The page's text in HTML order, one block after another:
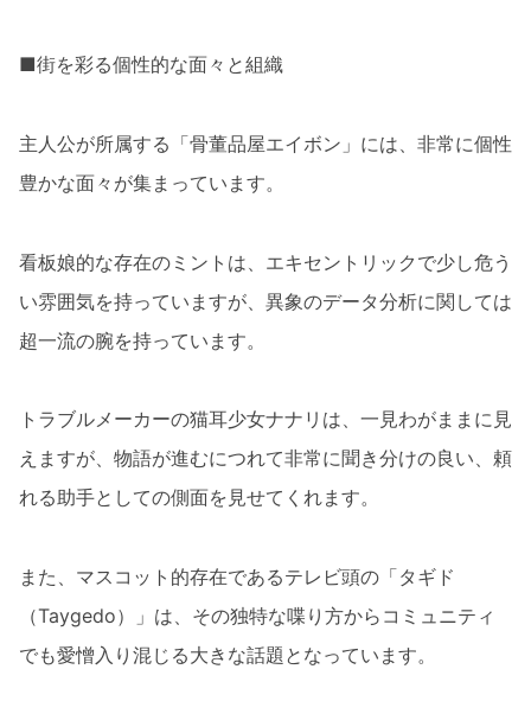
■街を彩る個性的な面々と組織
主人公が所属する「骨董品屋エイボン」には、非常に個性
豊かな面々が集まっています。
看板娘的な存在のミントは、エキセントリックで少し危う
い雰囲気を持っていますが、異象のデータ分析に関しては
超一流の腕を持っています。
トラブルメーカーの猫耳少女ナナリは、一見わがままに見
えますが、物語が進むにつれて非常に聞き分けの良い、頼
れる助手としての側面を見せてくれます。
また、マスコット的存在であるテレビ頭の「タギド
（Taygedo）」は、その独特な喋り方からコミュニティ
でも愛憎入り混じる大きな話題となっています。